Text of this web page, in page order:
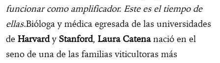
funcionar como amplificador. Este es el tiempo de
ellas.Bióloga y médica egresada de las universidades
de Harvardy Stanford, Laura Catenanació en el
seno de una de las familias viticultoras más